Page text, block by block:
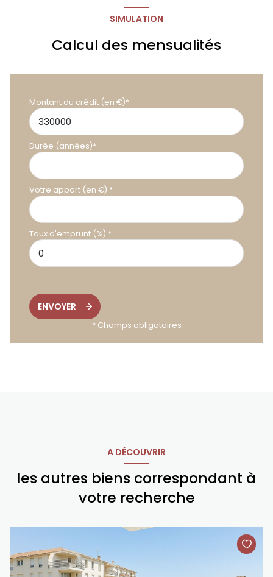
SIMULATION
Calcul des mensualités
Montant du crédit (en €)*
Durée (années)*
Votre apport (en €) *
Taux d'emprunt (%) *
ENVOYER
* Champs obligatoires
A DÉCOUVRIR
les autres biens correspondant à
votre recherche